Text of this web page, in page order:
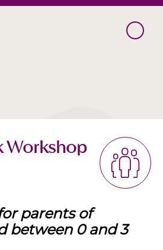
Workshop
parents of
between 0 and 3